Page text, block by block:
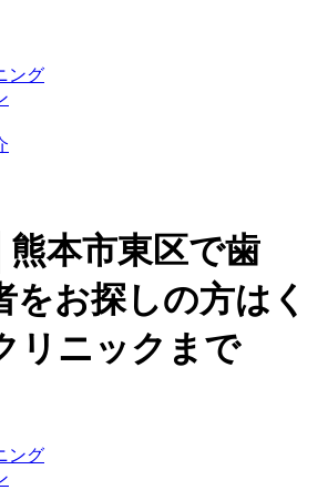
ング
本市東区で歯
をお探しの方はく
リニックまで
ング